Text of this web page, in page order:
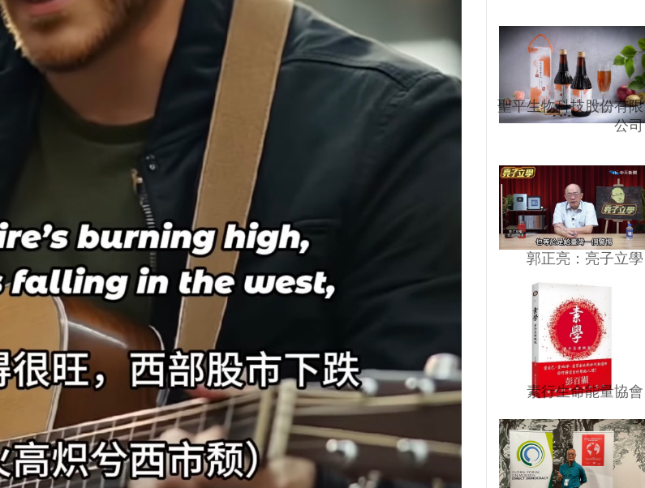
聖平生物科技股份有限
公司
郭正亮：亮子立學
素行生命能量協會